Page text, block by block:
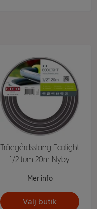
Trädgårdsslang Ecolight
1/2 tum 20m Nyby
Mer info
Välj butik